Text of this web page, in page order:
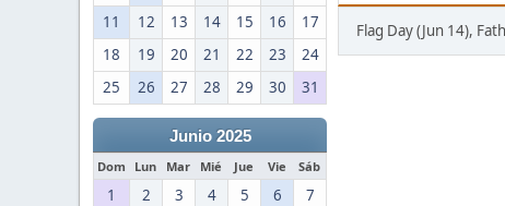
11 12 13 14 15 16
17
18
19 20 21 22 23
24
25
26 27 28 29 30 31
Junio 2025
Dom Lun Mar Mié Jue Vie Sáb
1 2 3 4 5 6
7
Flag Day (Jun 14),